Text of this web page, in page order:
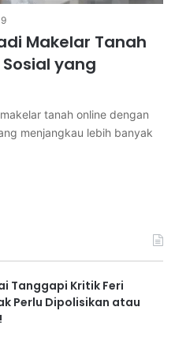
9
Makelar Tanah
yang
tanah online dengan
menjangkau lebih banyak
Tanggapi Kritik Feri
Perlu Dipolisikan atau